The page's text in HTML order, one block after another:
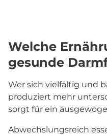
Welche
gesunde
Wer sich vielfältig und
produziert mehr
sorgt für ein
Abwechslungsreich